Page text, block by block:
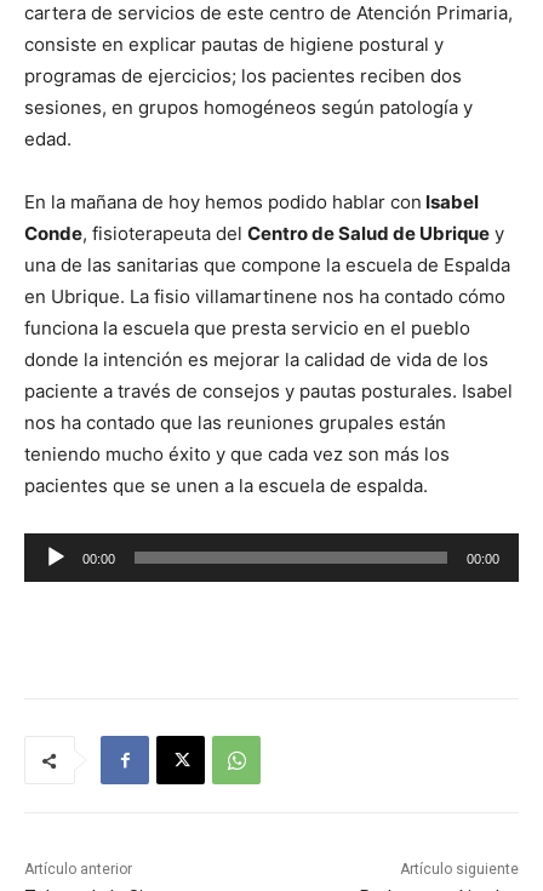
cartera de servicios de este centro de Atención Primaria,
consiste en explicar pautas de higiene postural y
programas de ejercicios; los pacientes reciben dos
sesiones, en grupos homogéneos según patología y
edad.
En la mañana de hoy hemos podido hablar con Isabel
Conde, fisioterapeuta del Centro de Salud de Ubrique y
una de las sanitarias que compone la escuela de Espalda
en Ubrique. La fisio villamartinene nos ha contado cómo
funciona la escuela que presta servicio en el pueblo
donde la intención es mejorar la calidad de vida de los
paciente a través de consejos y pautas posturales. Isabel
nos ha contado que las reuniones grupales están
teniendo mucho éxito y que cada vez son más los
pacientes que se unen a la escuela de espalda.
e
r
00:00 00:00
Artículo anterior Artículo siguiente